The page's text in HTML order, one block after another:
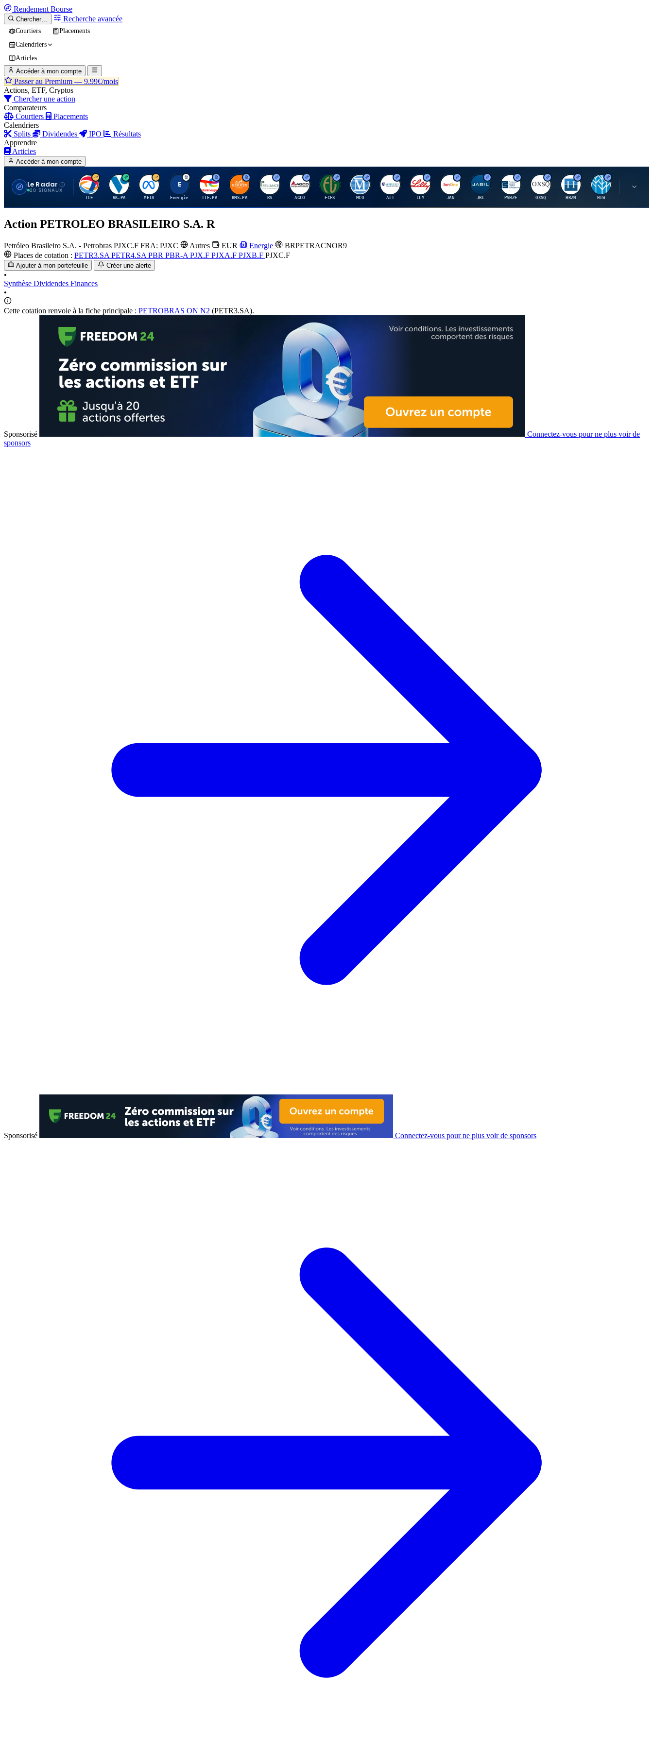
Rendement Bourse
Chercher… Recherche avancée
Courtiers
Placements
Calendriers
Articles
Accéder à mon compte
Passer au Premium — 9.99€/mois
Actions, ETF, Cryptos
Chercher une action
Comparateurs
Courtiers
Placements
Calendriers
Splits
Dividendes IPO
Résultats
Apprendre
Articles
Accéder à mon compte
Le Radar
20 SIGNAUX
T
TTE
V
VK.PA
M
META
E
Energie
T
TTE.PA
H
RMS.PA
R
RS
A
AGCO
F
FCFS
M
MCO
A
AIT
E
LLY
J
JAN
J
JBL
P
PSHZF
O
OXSQ
H
HRZN
H
HIW
U
Action PETROLEO BRASILEIRO S.A. R
Petróleo Brasileiro S.A. - Petrobras PJXC.F FRA: PJXC Autres EUR Energie
BRPETRACNOR9
Places de cotation : PETR3.SA PETR4.SA PBR PBR-A PJX.F PJXA.F PJXB.F PJXC.F
Ajouter à mon portefeuille Créer une alerte
•
Synthèse Dividendes Finances
•
Cette cotation renvoie à la fiche principale : PETROBRAS ON N2 (PETR3.SA).
Sponsorisé
Connectez-vous pour ne plus voir de
sponsors
Sponsorisé Connectez-vous pour ne plus voir de sponsors